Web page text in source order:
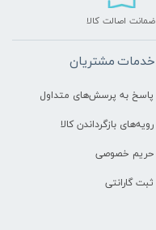
ضمانت اصالت کالا
خدمات مشتریان
پاسخ به پرسش‌های متداول
رویه‌های بازگرداندن کالا
حریم خصوصی
ثبت گارانتی